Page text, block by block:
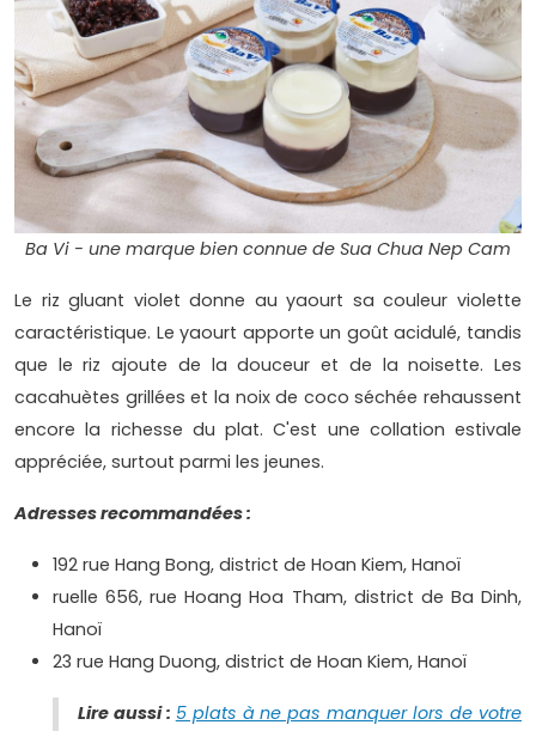
Ba Vi - une marque bien connue de Sua Chua Nep Cam
Le riz gluant violet donne au yaourt sa couleur violette
caractéristique. Le yaourt apporte un goût acidulé, tandis
que le riz ajoute de la douceur et de la noisette. Les
cacahuètes grillées et la noix de coco séchée rehaussent
encore la richesse du plat. C'est une collation estivale
appréciée, surtout parmi les jeunes.
Adresses recommandées :
192 rue Hang Bong, district de Hoan Kiem, Hanoï
ruelle 656, rue Hoang Hoa Tham, district de Ba Dinh,
Hanoï
23 rue Hang Duong, district de Hoan Kiem, Hanoï
Lire aussi : 5 plats à ne pas manquer lors de votre